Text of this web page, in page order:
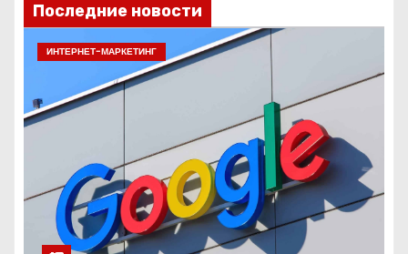
Последние новости
ИНТЕРНЕТ-МАРКЕТИНГ